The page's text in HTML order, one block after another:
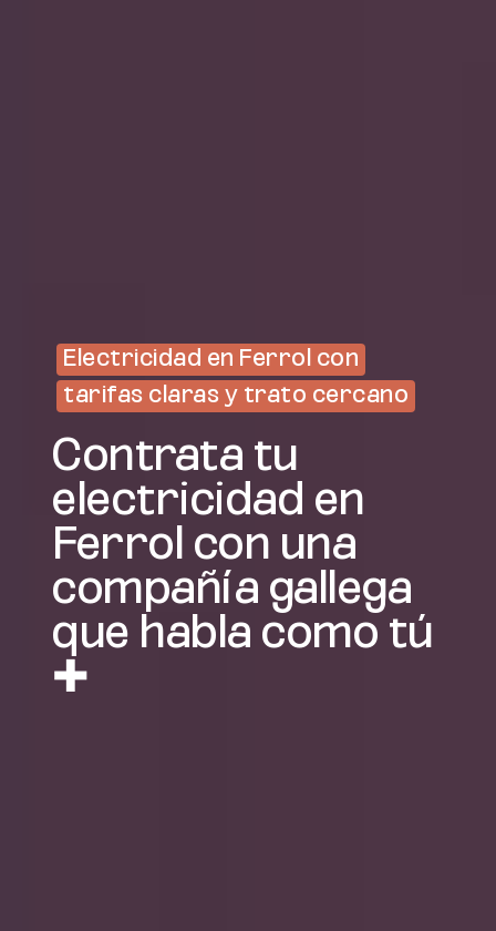
Electricidad en Ferrol con
tarifas claras y trato cercano
Contrata tu
electricidad en
Ferrol con una
compañía gallega
que habla como tú
✚